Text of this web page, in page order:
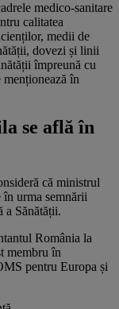
medico-sanitare
calitatea
medii de
dovezi și linii
împreună cu
în
se află în
că ministrul
urma semnării
a Sănătății.
România la
membru în
pentru Europa și